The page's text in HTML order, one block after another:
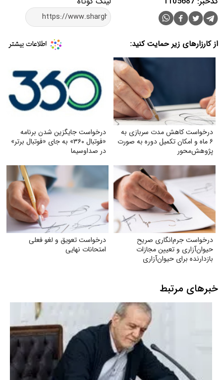
از کارزارهای زیر حمایت کنید:
درخواست کاهش مدت سربازی به
۶ ماه و امکان تکمیل دوره به صورت
پژوهش‌محور
درخواست جایگزین شدن برنامه
«فوتبال ۳۶۰» به جای «فوتبال برتر»
در صداوسیما
درخواست جرم‌انگاری صریح
حیوان‌آزاری و تعیین مجازات
بازدارنده برای حیوان‌آزاری
درخواست تعویق و لغو فعلی
امتحانات نهایی
خبرهای مرتبط